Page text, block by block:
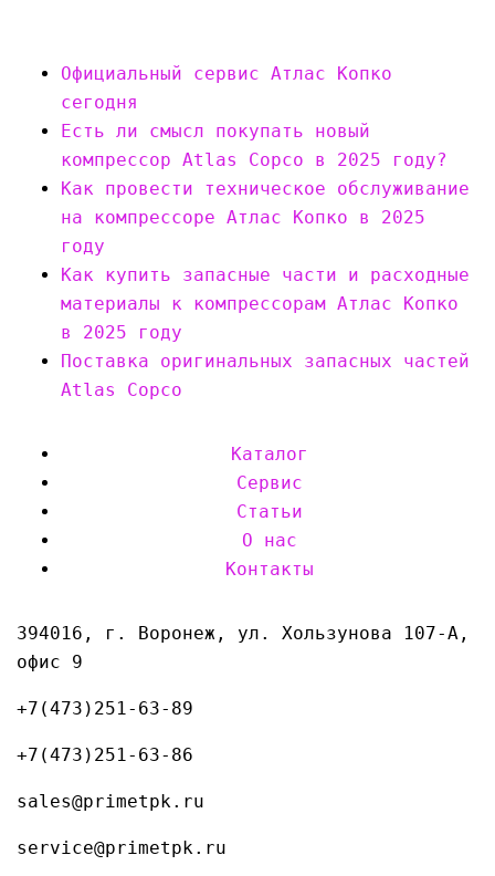
Официальный сервис Атлас Копко
сегодня
Есть ли смысл покупать новый
компрессор Atlas Copco в 2025 году?
Как провести техническое обслуживание
на компрессоре Атлас Копко в 2025
году
Как купить запасные части и расходные
материалы к компрессорам Атлас Копко
в 2025 году
Поставка оригинальных запасных частей
Atlas Copco
Каталог
Сервис
Статьи
О нас
Контакты
394016, г. Воронеж, ул. Хользунова 107-А,
офис 9
+7(473)251-63-89
+7(473)251-63-86
sales@primetpk.ru
service@primetpk.ru